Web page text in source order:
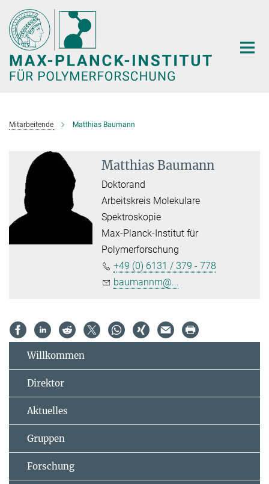
Hauptinhalt
Mitarbeitende Matthias Baumann
Matthias Baumann
Doktorand
Arbeitskreis Molekulare
Spektroskopie
Max-Planck-Institut für
Polymerforschung
+49 (0) 6131 / 379 - 778
baumannm@...
Willkommen
Direktor
Aktuelles
Gruppen
Forschung